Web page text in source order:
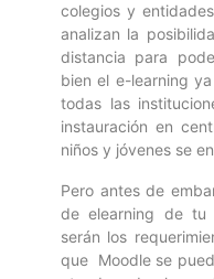
colegios y
analizan la
distancia para
bien el e-learning
todas las
instauración en
niños y jóvenes se
Pero antes de
de elearning de tu
serán los
que Moodle se